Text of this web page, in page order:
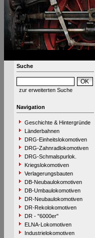
Suche
zur erweiterten Suche
Navigation
Geschichte & Hintergründe
Länderbahnen
DRG-Einheitslokomotiven
DRG-Zahnradlokomotiven
DRG-Schmalspurlok.
Kriegslokomotiven
Verlagerungsbauten
DB-Neubaulokomotiven
DB-Umbaulokomotiven
DR-Neubaulokomotiven
DR-Rekolokomotiven
DR - "6000er"
ELNA-Lokomotiven
Industrielokomotiven